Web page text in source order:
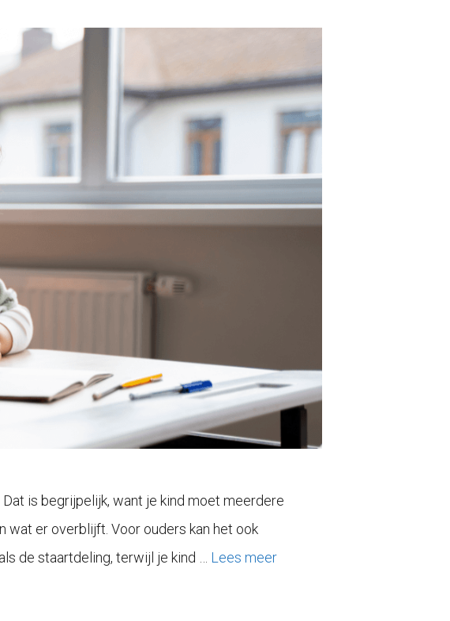
is begrijpelijk, want je kind moet meerdere
wat er overblijft. Voor ouders kan het ook
de staartdeling, terwijl je kind … Lees meer